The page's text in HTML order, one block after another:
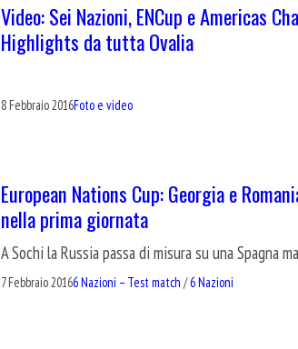
Video: Sei Nazioni, ENCup e Americas
Highlights da tutta Ovalia
8 Febbraio 2016Foto e video
European Nations Cup: Georgia e
nella prima giornata
A Sochi la Russia passa di misura su una Spagna
7 Febbraio 20166 Nazioni – Test match /6 Nazioni